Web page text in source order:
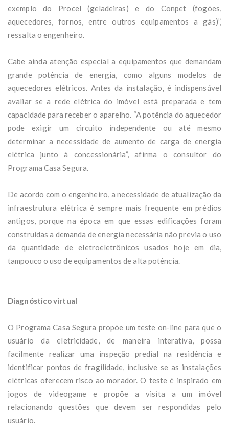
exemplo do Procel (geladeiras) e do Conpet (fogões,
aquecedores, fornos, entre outros equipamentos a gás)”,
ressalta o engenheiro.
Cabe ainda atenção especial a equipamentos que demandam
grande potência de energia, como alguns modelos de
aquecedores elétricos. Antes da instalação, é indispensável
avaliar se a rede elétrica do imóvel está preparada e tem
capacidade para receber o aparelho. “A potência do aquecedor
pode exigir um circuito independente ou até mesmo
determinar a necessidade de aumento de carga de energia
elétrica junto à concessionária”, afirma o consultor do
Programa Casa Segura.
De acordo com o engenheiro, a necessidade de atualização da
infraestrutura elétrica é sempre mais frequente em prédios
antigos, porque na época em que essas edificações foram
construídas a demanda de energia necessária não previa o uso
da quantidade de eletroeletrônicos usados hoje em dia,
tampouco o uso de equipamentos de alta potência.
Diagnóstico virtual
O Programa Casa Segura propõe um teste on-line para que o
usuário da eletricidade, de maneira interativa, possa
facilmente realizar uma inspeção predial na residência e
identificar pontos de fragilidade, inclusive se as instalações
elétricas oferecem risco ao morador. O teste é inspirado em
jogos de videogame e propõe a visita a um imóvel
relacionando questões que devem ser respondidas pelo
usuário.